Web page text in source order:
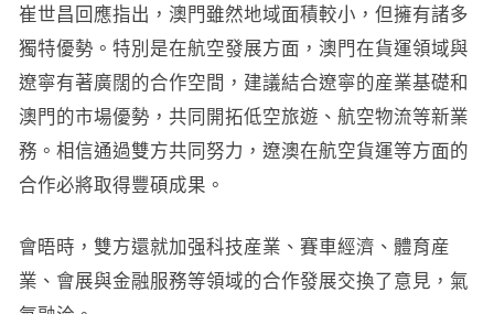
崔世昌回應指出，澳門雖然地域面積較小，但擁有諸多
獨特優勢。特別是在航空發展方面，澳門在貨運領域與
遼寧有著廣闊的合作空間，建議結合遼寧的産業基礎和
澳門的市場優勢，共同開拓低空旅遊、航空物流等新業
務。相信通過雙方共同努力，遼澳在航空貨運等方面的
合作必將取得豐碩成果。
會晤時，雙方還就加强科技産業、賽車經濟、體育産
業、會展與金融服務等領域的合作發展交換了意見，氣